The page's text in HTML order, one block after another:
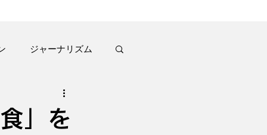
ジャーナリズム
」を